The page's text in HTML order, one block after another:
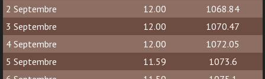
2 Septembre
12.00
1068.84
3 Septembre
12.00
1070.47
4 Septembre
12.00
1072.05
5 Septembre
11.59
1073.6